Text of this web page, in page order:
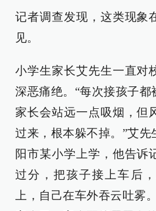
记者调查发现，这类现象
见。
小学生家长艾先生一直对
深恶痛绝。“每次接孩子
家长会站远一点吸烟，但
过来，根本躲不掉。”艾
阳市某小学上学，他告诉
过分，把孩子接上车后
上，自己在车外吞云吐雾